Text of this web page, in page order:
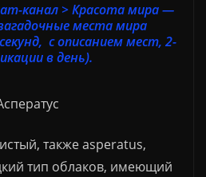
канал > Красота мира —
места мира
с описанием мест, 2-
в день).
также asperatus,
тип облаков, имеющий